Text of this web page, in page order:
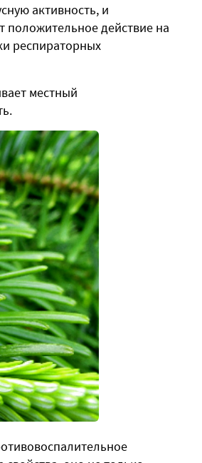
активность, и
положительное действие на
респираторных
местный